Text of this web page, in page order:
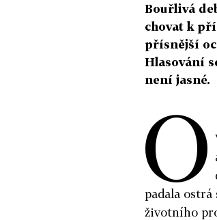
Bouřlivá
chovat k
přísnější
Hlasování
není jasné.
O
padala
životního